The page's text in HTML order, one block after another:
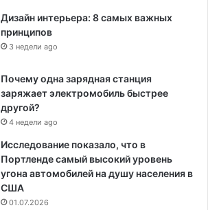
Дизайн интерьера: 8 самых важных
принципов
3 недели ago
Почему одна зарядная станция
заряжает электромобиль быстрее
другой?
4 недели ago
Исследование показало, что в
Портленде самый высокий уровень
угона автомобилей на душу населения в
США
01.07.2026